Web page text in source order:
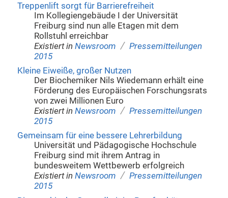
Treppenlift sorgt für Barrierefreiheit
Im Kollegiengebäude I der Universität
Freiburg sind nun alle Etagen mit dem
Rollstuhl erreichbar
Existiert in Newsroom / Pressemitteilungen
2015
Kleine Eiweiße, großer Nutzen
Der Biochemiker Nils Wiedemann erhält eine
Förderung des Europäischen Forschungsrats
von zwei Millionen Euro
Existiert in Newsroom / Pressemitteilungen
2015
Gemeinsam für eine bessere Lehrerbildung
Universität und Pädagogische Hochschule
Freiburg sind mit ihrem Antrag in
bundesweitem Wettbewerb erfolgreich
Existiert in Newsroom / Pressemitteilungen
2015